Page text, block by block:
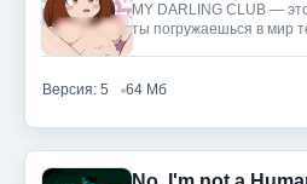
MY DARLING CLUB —
ты погружаешься в мир
Версия: 5 64 Мб